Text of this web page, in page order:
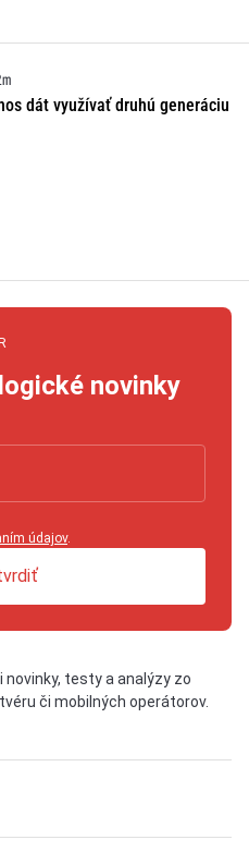
dát využívať druhú generáciu
novinky
údajov.
novinky, testy a analýzy zo
či mobilných operátorov.